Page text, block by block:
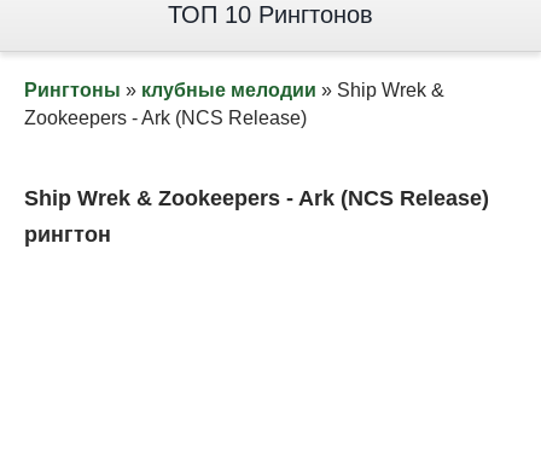
ТОП 10 Рингтонов
Рингтоны » клубные мелодии » Ship Wrek &
Zookeepers - Ark (NCS Release)
Ship Wrek & Zookeepers - Ark (NCS Release)
рингтон